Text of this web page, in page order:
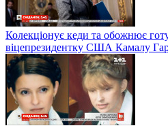
Колекціонує кеди та обожнює
віцепрезидентку США Камалу